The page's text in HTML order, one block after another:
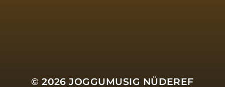
© 2026JOGGUMUSIG NÜDEREF